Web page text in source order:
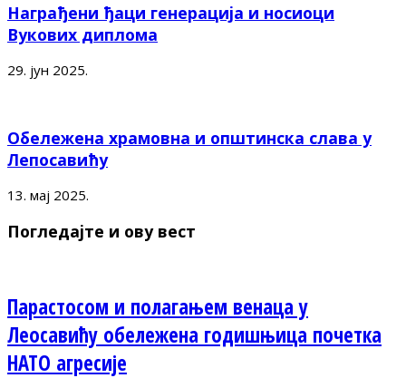
Награђени ђаци генерација и носиоци
Вукових диплома
29. јун 2025.
Обележена храмовна и општинска слава у
Лепосавићу
13. мај 2025.
Погледајте и ову вест
Парастосом и полагањем венаца у
Леосавићу обележена годишњица почетка
НАТО агресије